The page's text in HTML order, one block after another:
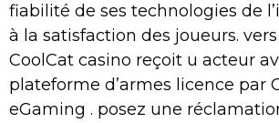
fiabilité de ses technologies de
à la satisfaction des joueurs. vers
CoolCat casino reçoit u acteur
plateforme d’armes licence par
eGaming . posez une